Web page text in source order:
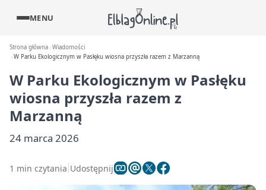
MENU
Strona główna Wiadomości
W Parku Ekologicznym w Pasłęku wiosna przyszła razem z Marzanną
W Parku Ekologicznym w Pasłęku
wiosna przyszła razem z
Marzanną
24 marca 2026
1 min czytania Udostępnij